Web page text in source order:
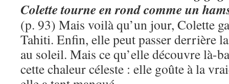
Colette tourne en rond comme un
(p. 93) Mais voilà qu’un jour, Colette
Tahiti. Enfin, elle peut passer derrière
au soleil. Mais ce qu’elle découvre là-
cette chaleur céleste : elle goûte à la